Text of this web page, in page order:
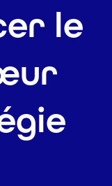
le